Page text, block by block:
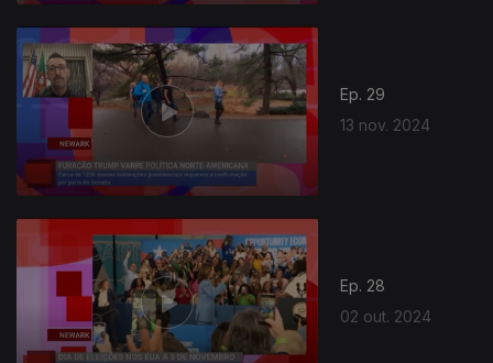
Ep. 29
13 nov. 2024
Ep. 28
02 out. 2024